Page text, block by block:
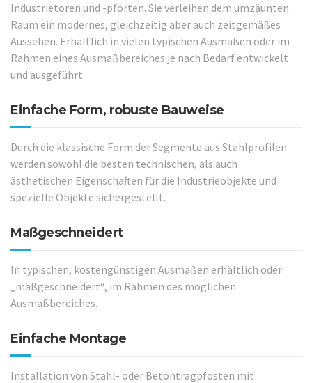
Industrietoren und -pforten. Sie verleihen dem umzäunten
Raum ein modernes, gleichzeitig aber auch zeitgemäßes
Aussehen. Erhältlich in vielen typischen Ausmaßen oder im
Rahmen eines Ausmaßbereiches je nach Bedarf entwickelt
und ausgeführt.
Einfache Form, robuste Bauweise
Durch die klassische Form der Segmente aus Stahlprofilen
werden sowohl die besten technischen, als auch
ästhetischen Eigenschaften für die Industrieobjekte und
spezielle Objekte sichergestellt.
Maßgeschneidert
In typischen, kostengünstigen Ausmaßen erhältlich oder
„maßgeschneidert“, im Rahmen des möglichen
Ausmaßbereiches.
Einfache Montage
Installation von Stahl- oder Betontragpfosten mit